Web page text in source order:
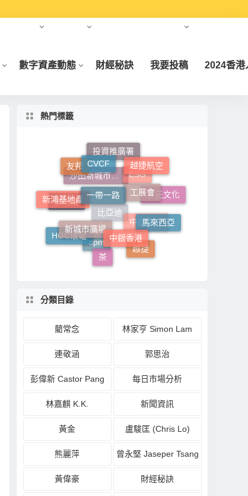
數字資產動態 財經秘訣 我要投稿 2024香港
熱門標籤
apm
比亞迪
中國電力
越捷
茶
HGC環電
數碼港
沙田新城市廣場
ESG
多元文化
馬來西亞
中銀香港
新城市廣場
新鴻基地產
友邦
投資推廣署
越捷航空
工展會
一帶一路
CVCF
分類目錄
藺常念 林家亨 Simon Lam
連敬涵 郭思治
彭偉新 Castor Pang 每日市場分析
林嘉麒 K.K. 新聞資訊
黃金 盧駿匡 (Chris Lo)
熊麗萍 曾永堅 Jaseper Tsang
黃偉豪 財經秘訣